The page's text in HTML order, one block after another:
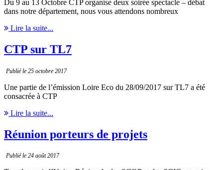
Du 9 au 13 Octobre CTP organise deux soirée spectacle – débat
dans notre département, nous vous attendons nombreux
Lire la suite...
CTP sur TL7
Publié le 25 octobre 2017
Une partie de l’émission Loire Eco du 28/09/2017 sur TL7 a été
consacrée à CTP
Lire la suite...
Réunion porteurs de projets
Publié le 24 août 2017